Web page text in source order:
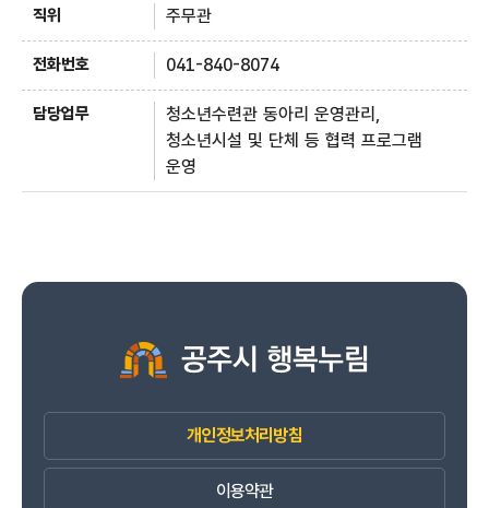
주무관
041-840-8074
청소년수련관 동아리 운영관리,
청소년시설 및 단체 등 협력 프로그램
운영
개인정보처리방침
이용약관